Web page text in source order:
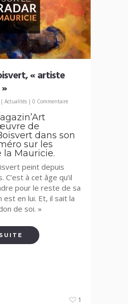
« artiste
| Actualités | 0 Commentaire
de
dans son
sur les
la Mauricie.
peint depuis
C’est à cet âge qu’il
pour le reste de sa
est en lui. Et, il sait la
de soi. »
1